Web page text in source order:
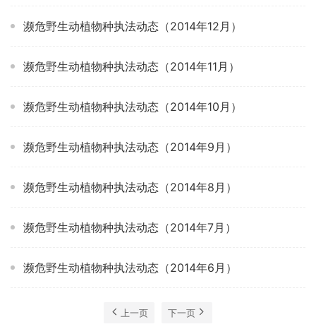
濒危野生动植物种执法动态（2014年12月）
濒危野生动植物种执法动态（2014年11月）
濒危野生动植物种执法动态（2014年10月）
濒危野生动植物种执法动态（2014年9月）
濒危野生动植物种执法动态（2014年8月）
濒危野生动植物种执法动态（2014年7月）
濒危野生动植物种执法动态（2014年6月）
上一页 下一页